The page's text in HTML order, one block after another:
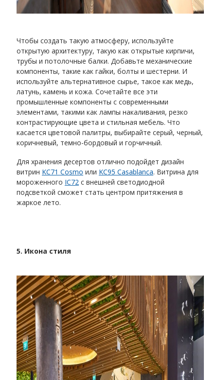
Чтобы создать такую ​​атмосферу, используйте
открытую архитектуру, такую ​​как открытые кирпичи,
трубы и потолочные балки. Добавьте механические
компоненты, такие как гайки, болты и шестерни. И
используйте альтернативное сырье, такое как медь,
латунь, камень и кожа. Сочетайте все эти
промышленные компоненты с современными
элементами, такими как лампы накаливания, резко
контрастирующие цвета и стильная мебель. Что
касается цветовой палитры, выбирайте серый, черный,
коричневый, темно-бордовый и горчичный.
Для хранения десертов отлично подойдет дизайн
витрин KC71 Cosmo или KC95 Casablanca. Витрина для
мороженного IC72 с внешней светодиодной
подсветкой сможет стать центром притяжения в
жаркое лето.
5. Икона стиля